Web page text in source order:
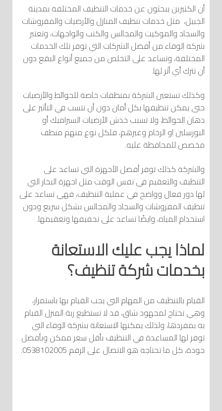
أن الكثيرين يبحثون عن خدمات التنظيف المختلفة بمدينة
الجبيل، مثل خدمات تنظيف المنازل والأرضيات والمفروشات
والسجاد والموكيت والمجالس والكنب والواجهات، وتعتبر
شركة الوفاء من أفضل الشركات التي توفر تلك الخدمات
المختلفة، وتساعد على التخلص من جميع أنواع البقع دون
أن تترك أي أثر لها.
وكذلك تستعين الشركة بمنظفات خاصة للحوائط والأرضيات
حتى يمكن تنظيفها بكل أمان دون أن تتسب في التأثير على
دهان الحوائط، ولا تسبب خدش الأرضيات السيراميك أو
البورسلين او الرخام وغيرهم، فلكل نوع منهم منظف
مخصص للمحافظة عليه.
والشركة كذلك توفر أفضل الأجهزة التي تساعد على
التنظيف والتعقيم في نفس الوقت مثل اجهزة البخار التي
لها دور فعال وواضح في عملية التنظيف، فهي تساعد على
تنظيف المفروشات والسجاد والمجالس بشكل سريع ودون
استخدام المياه، وايضًا تساعد على تجفيفها وتعقيمها.
لماذا يجب عليك الاستعانة
بخدمات شركة تنظيف؟
القيام بالتنظيف من المهام التي يجب القيام بها باستمرار،
وهي تحتاج لمجهود شاق، قد لا تستطيع ربة المنزل القيام
به بمفردها، ولذلك يمكنها الاستعانة بشركة الوفاء التي
توفر لها المساعدة في التنظيف بأقل سعر ممكن وبأفضل
جودة، كل ما تحتاجه هو الاتصال على الرقم 0538102005.